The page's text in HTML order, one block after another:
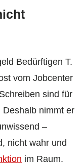
Bedürftigen T.
vom Jobcenter
sind für
Deshalb nimmt er
–
nicht wahr und
im Raum.